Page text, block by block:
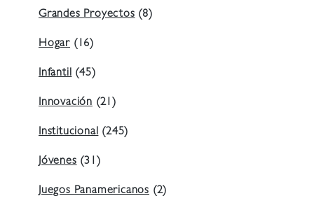
Grandes Proyectos (8)
Hogar (16)
Infantil (45)
Innovación (21)
Institucional (245)
Jóvenes (31)
Juegos Panamericanos (2)